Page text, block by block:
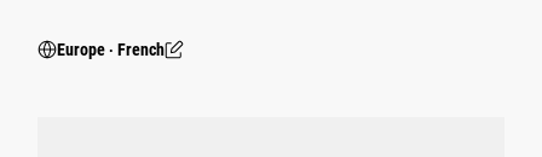
Europe ‧ French